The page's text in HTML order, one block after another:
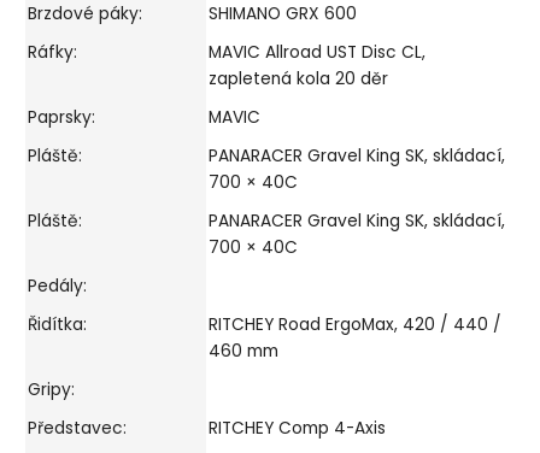
Brzdové páky:
SHIMANO GRX 600
Ráfky:
MAVIC Allroad UST Disc CL,
zapletená kola 20 děr
Paprsky:
MAVIC
Pláště:
PANARACER Gravel King SK, skládací,
700 × 40C
Pláště:
PANARACER Gravel King SK, skládací,
700 × 40C
Pedály:
Řidítka:
RITCHEY Road ErgoMax, 420 / 440 /
460 mm
Gripy:
Představec:
RITCHEY Comp 4-Axis